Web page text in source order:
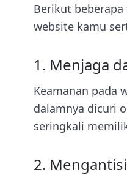
Berikut
website kamu
1. Menjaga
Keamanan pada
dalamnya dicuri
seringkali
2.